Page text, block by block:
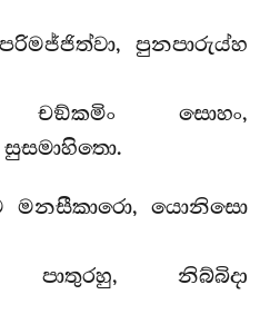
පුනපාරුය්හ
චඞ්කමිං සොහං,
මනසීකාරො, යොනිසො
පාතුරහු, නිබ්බිදා